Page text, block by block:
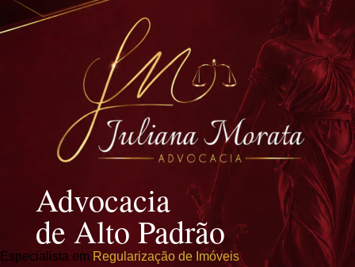
Advocacia
de Alto Padrão
Especialista em Regularização de Imóveis